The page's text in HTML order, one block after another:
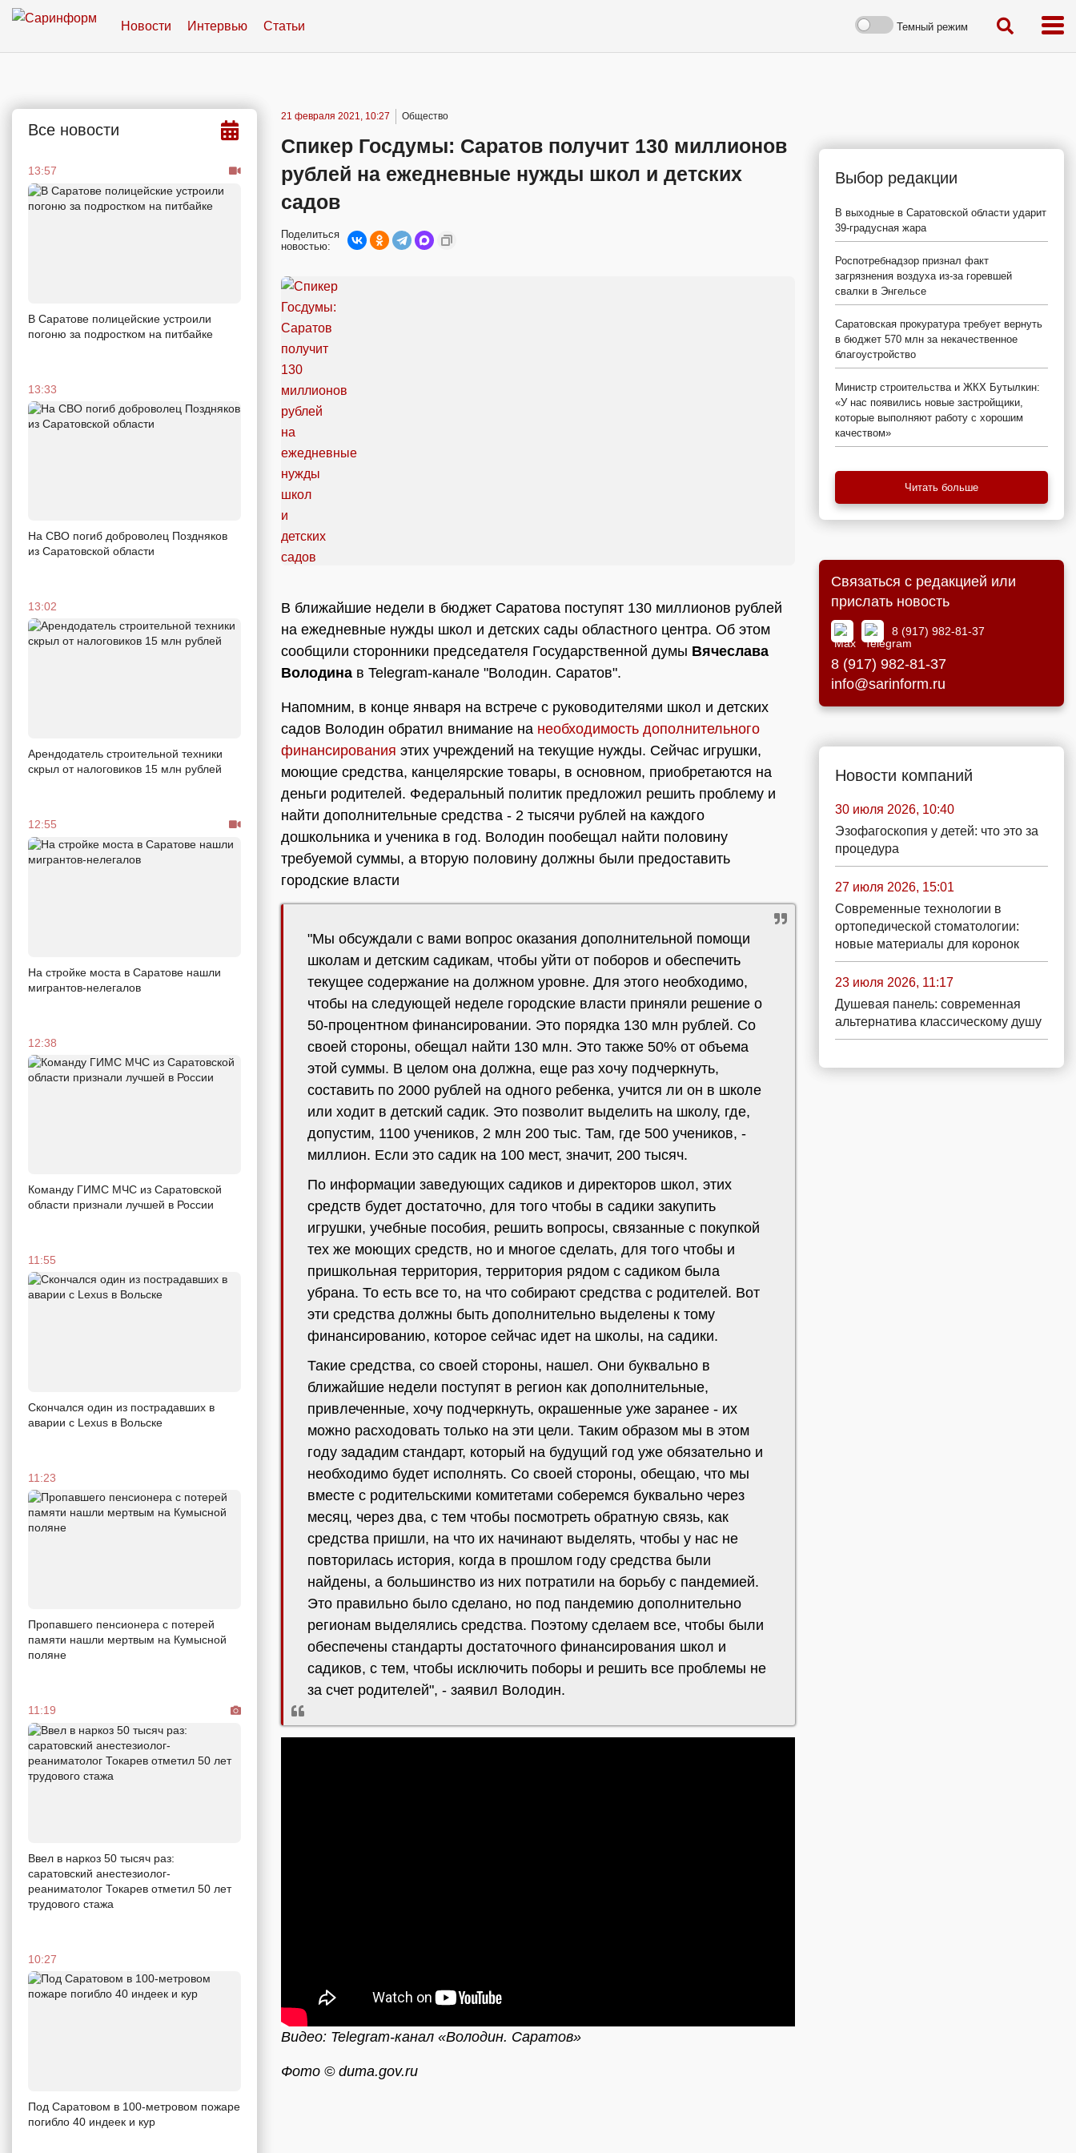
Новости Интервью Статьи Темный режим
Все новости
13:57
В Саратове полицейские устроили
погоню за подростком на питбайке
13:33
На СВО погиб доброволец Поздняков
из Саратовской области
13:02
Арендодатель строительной техники
скрыл от налоговиков 15 млн рублей
12:55
На стройке моста в Саратове нашли
мигрантов-нелегалов
12:38
Команду ГИМС МЧС из Саратовской
области признали лучшей в России
11:55
Скончался один из пострадавших в
аварии c Lexus в Вольске
11:23
Пропавшего пенсионера с потерей
памяти нашли мертвым на Кумысной
поляне
11:19
Ввел в наркоз 50 тысяч раз:
саратовский анестезиолог-
реаниматолог Токарев отметил 50 лет
трудового стажа
10:27
Под Саратовом в 100-метровом пожаре
погибло 40 индеек и кур
21 февраля 2021, 10:27 Общество
Спикер Госдумы: Саратов получит 130 миллионов
рублей на ежедневные нужды школ и детских
садов
Поделиться
новостью:
В ближайшие недели в бюджет Саратова поступят 130 миллионов рублей
на ежедневные нужды школ и детских сады областного центра. Об этом
сообщили сторонники председателя Государственной думы Вячеслава
Володина в Telegram-канале "Володин. Саратов".
Напомним, в конце января на встрече с руководителями школ и детских
садов Володин обратил внимание на необходимость дополнительного
финансирования этих учреждений на текущие нужды. Сейчас игрушки,
моющие средства, канцелярские товары, в основном, приобретаются на
деньги родителей. Федеральный политик предложил решить проблему и
найти дополнительные средства - 2 тысячи рублей на каждого
дошкольника и ученика в год. Володин пообещал найти половину
требуемой суммы, а вторую половину должны были предоставить
городские власти
"Мы обсуждали с вами вопрос оказания дополнительной помощи
школам и детским садикам, чтобы уйти от поборов и обеспечить
текущее содержание на должном уровне. Для этого необходимо,
чтобы на следующей неделе городские власти приняли решение о
50-процентном финансировании. Это порядка 130 млн рублей. Со
своей стороны, обещал найти 130 млн. Это также 50% от объема
этой суммы. В целом она должна, еще раз хочу подчеркнуть,
составить по 2000 рублей на одного ребенка, учится ли он в школе
или ходит в детский садик. Это позволит выделить на школу, где,
допустим, 1100 учеников, 2 млн 200 тыс. Там, где 500 учеников, -
миллион. Если это садик на 100 мест, значит, 200 тысяч.
По информации заведующих садиков и директоров школ, этих
средств будет достаточно, для того чтобы в садики закупить
игрушки, учебные пособия, решить вопросы, связанные с покупкой
тех же моющих средств, но и многое сделать, для того чтобы и
пришкольная территория, территория рядом с садиком была
убрана. То есть все то, на что собирают средства с родителей. Вот
эти средства должны быть дополнительно выделены к тому
финансированию, которое сейчас идет на школы, на садики.
Такие средства, со своей стороны, нашел. Они буквально в
ближайшие недели поступят в регион как дополнительные,
привлеченные, хочу подчеркнуть, окрашенные уже заранее - их
можно расходовать только на эти цели. Таким образом мы в этом
году зададим стандарт, который на будущий год уже обязательно и
необходимо будет исполнять. Со своей стороны, обещаю, что мы
вместе с родительскими комитетами соберемся буквально через
месяц, через два, с тем чтобы посмотреть обратную связь, как
средства пришли, на что их начинают выделять, чтобы у нас не
повторилась история, когда в прошлом году средства были
найдены, а большинство из них потратили на борьбу с пандемией.
Это правильно было сделано, но под пандемию дополнительно
регионам выделялись средства. Поэтому сделаем все, чтобы были
обеспечены стандарты достаточного финансирования школ и
садиков, с тем, чтобы исключить поборы и решить все проблемы не
за счет родителей", - заявил Володин.
Видео: Telegram-канал «Володин. Саратов»
Фото © duma.gov.ru
Выбор редакции
В выходные в Саратовской области ударит
39-градусная жара
Роспотребнадзор признал факт
загрязнения воздуха из-за горевшей
свалки в Энгельсе
Саратовская прокуратура требует вернуть
в бюджет 570 млн за некачественное
благоустройство
Министр строительства и ЖКХ Бутылкин:
«У нас появились новые застройщики,
которые выполняют работу с хорошим
качеством»
Читать больше
Связаться с редакцией или
прислать новость
8 (917) 982-81-37
8 (917) 982-81-37
info@sarinform.ru
Новости компаний
30 июля 2026, 10:40
Эзофагоскопия у детей: что это за
процедура
27 июля 2026, 15:01
Современные технологии в
ортопедической стоматологии:
новые материалы для коронок
23 июля 2026, 11:17
Душевая панель: современная
альтернатива классическому душу